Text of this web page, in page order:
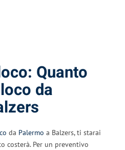
Quanto
da
da Palermo a Balzers, ti starai
costerà. Per un preventivo